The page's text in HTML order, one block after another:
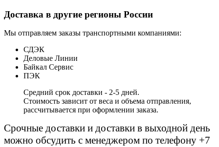
Доставка в другие регионы России
Мы отправляем заказы транспортными компаниями:
СДЭК
Деловые Линии
Байкал Сервис
ПЭК
Средний срок доставки - 2-5 дней.
Стоимость зависит от веса и объема отправления,
рассчитывается при оформлении заказа.
Срочные доставки и доставки в выходной день
можно обсудить с менеджером по телефону +7